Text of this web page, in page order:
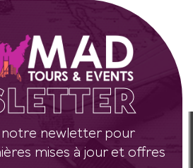
notre newletter pour
mises à jour et offres